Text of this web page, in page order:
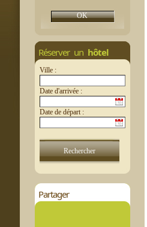
Réserver un hôtel
Ville :
Date d'arrivée :
Date de départ :
Partager